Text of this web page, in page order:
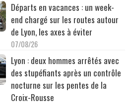
Départs en vacances : un week-
end chargé sur les routes autour
de Lyon, les axes à éviter
07/08/26
Lyon : deux hommes arrêtés avec
des stupéfiants après un contrôle
nocturne sur les pentes de la
Croix-Rousse